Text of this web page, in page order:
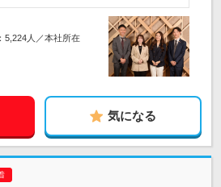
5,224人／本社所在
気になる